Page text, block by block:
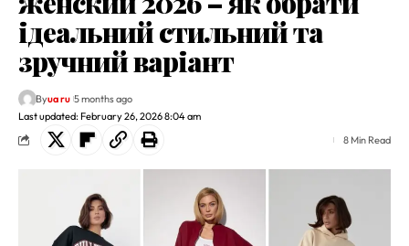
ідеальний стильний та
зручний варіант
Last updated: February 26, 2026 8:04 am
Byua ru 5 months ago
8 Min Read